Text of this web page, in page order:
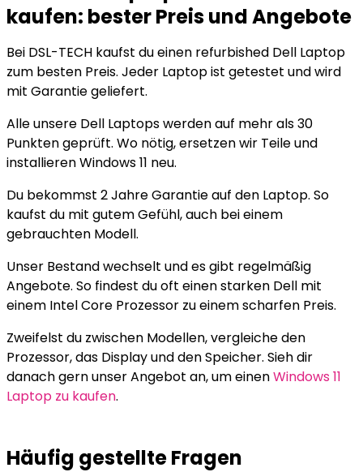
kaufen: bester Preis und Angebote
Bei DSL-TECH kaufst du einen refurbished Dell Laptop
zum besten Preis. Jeder Laptop ist getestet und wird
mit Garantie geliefert.
Alle unsere Dell Laptops werden auf mehr als 30
Punkten geprüft. Wo nötig, ersetzen wir Teile und
installieren Windows 11 neu.
Du bekommst 2 Jahre Garantie auf den Laptop. So
kaufst du mit gutem Gefühl, auch bei einem
gebrauchten Modell.
Unser Bestand wechselt und es gibt regelmäßig
Angebote. So findest du oft einen starken Dell mit
einem Intel Core Prozessor zu einem scharfen Preis.
Zweifelst du zwischen Modellen, vergleiche den
Prozessor, das Display und den Speicher. Sieh dir
danach gern unser Angebot an, um einenWindows 11
Laptop zu kaufen.
Häufig gestellte Fragen